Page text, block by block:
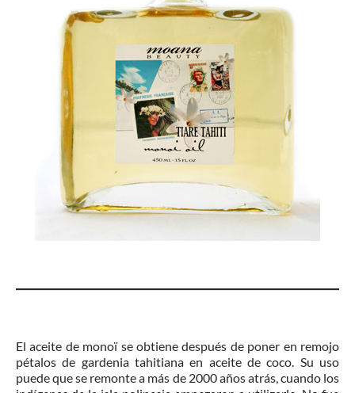
El aceite de monoï se obtiene después de poner en remojo
pétalos de gardenia tahitiana en aceite de coco. Su uso
puede que se remonte a más de 2000 años atrás, cuando los